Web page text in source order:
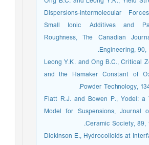
Dispersions-intermolecular
Small Ionic Additives and
Roughness, The Canadian
Engineering, 90,
16. Leong Y.K. and Ong B.C., Critical
and the Hamaker Constant of
Powder Technology,
17. Flatt R.J. and Bowen P., Yodel:
Model for Suspensions, Journal
Ceramic Society, 89,
18. Dickinson E., Hydrocolloids at